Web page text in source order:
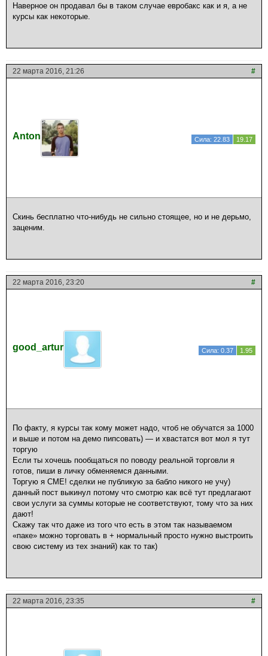
Наверное он продавал бы в таком случае евробакс как и я, а не
курсы как некоторые.
22 марта 2016, 21:26 #
Anton Сила: 22.83 19.17
Скинь бесплатно что-нибудь не сильно стоящее, но и не дерьмо,
заценим.
22 марта 2016, 23:20 #
good_artur Сила: 0.37 1.95
По факту, я курсы так кому может надо, чтоб не обучатся за 1000
и выше и потом на демо пипсовать) — и хвастатся вот мол я тут
торгую
Если ты хочешь пообщаться по поводу реальной торговли я
готов, пиши в личку обменяемся данными.
Торгую я СME! сделки не публикую за бабло никого не учу)
данный пост выкинул потому что смотрю как всё тут предлагают
свои услуги за суммы которые не соответствуют, тому что за них
дают!
Скажу так что даже из того что есть в этом так называемом
«паке» можно торговать в + нормальный просто нужно выстроить
свою систему из тех знаний) как то так)
22 марта 2016, 23:35 #